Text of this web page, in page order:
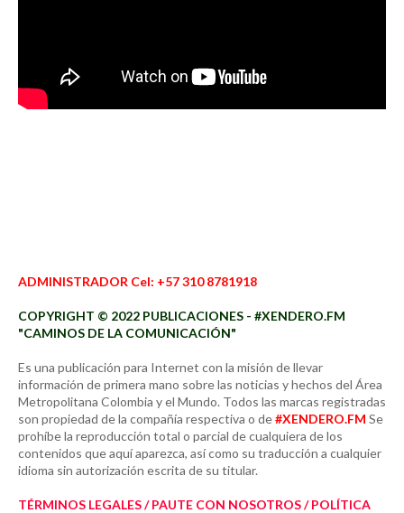
ADMINISTRADOR Cel: +57 310 8781918
COPYRIGHT © 2022 PUBLICACIONES - #XENDERO.FM
"CAMINOS DE LA COMUNICACIÓN"
Es una publicación para Internet con la misión de llevar
información de primera mano sobre las noticias y hechos del Área
Metropolitana Colombia y el Mundo. Todos las marcas registradas
son propiedad de la compañía respectiva o de#XENDERO.FM Se
prohíbe la reproducción total o parcial de cualquiera de los
contenidos que aquí aparezca, así como su traducción a cualquier
idioma sin autorización escrita de su titular.
TÉRMINOS LEGALES / PAUTE CON NOSOTROS / POLÍTICA